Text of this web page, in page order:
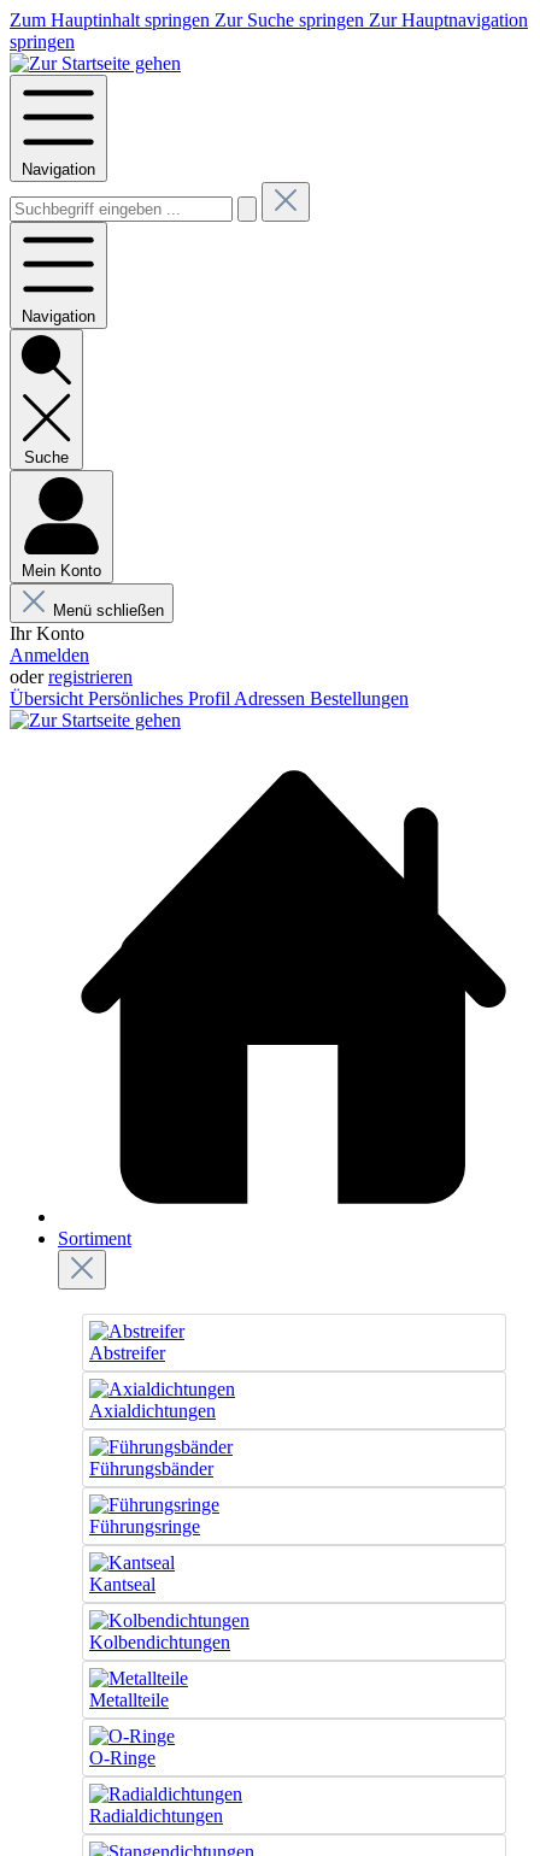
Zum Hauptinhalt springen Zur Suche springen Zur Hauptnavigation
springen
Navigation
Navigation
Suche
Mein Konto
Menü schließen
Ihr Konto
Anmelden
oderregistrieren
Übersicht Persönliches Profil Adressen Bestellungen
Sortiment
Abstreifer
Axialdichtungen
Führungsbänder
Führungsringe
Kantseal
Kolbendichtungen
Metallteile
O-Ringe
Radialdichtungen